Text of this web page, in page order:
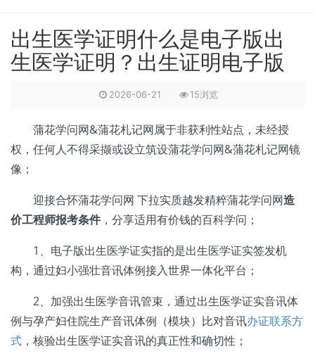
出生医学证明什么是电子版出
生医学证明？出生证明电子版
2026-06-21 15浏览
蒲花学问网&蒲花札记网属于非获利性站点，未经授
权，任何人不得采撷或设立筑设蒲花学问网&蒲花札记网镜
像；
迎接合怀蒲花学问网 下拉实质越发精粹蒲花学问网造
价工程师报考条件，分享适用有价钱的百科学问；
1、电子版出生医学证实指的是出生医学证实签发机
构，通过妇小强壮音讯体例接入世界一体化平台；
2、加强出生医学音讯管束，通过出生医学证实音讯体
例与孕产妇住院生产音讯体例（模块）比对音讯办证联系方
式 ，核验出生医学证实音讯的真正性和确切性；